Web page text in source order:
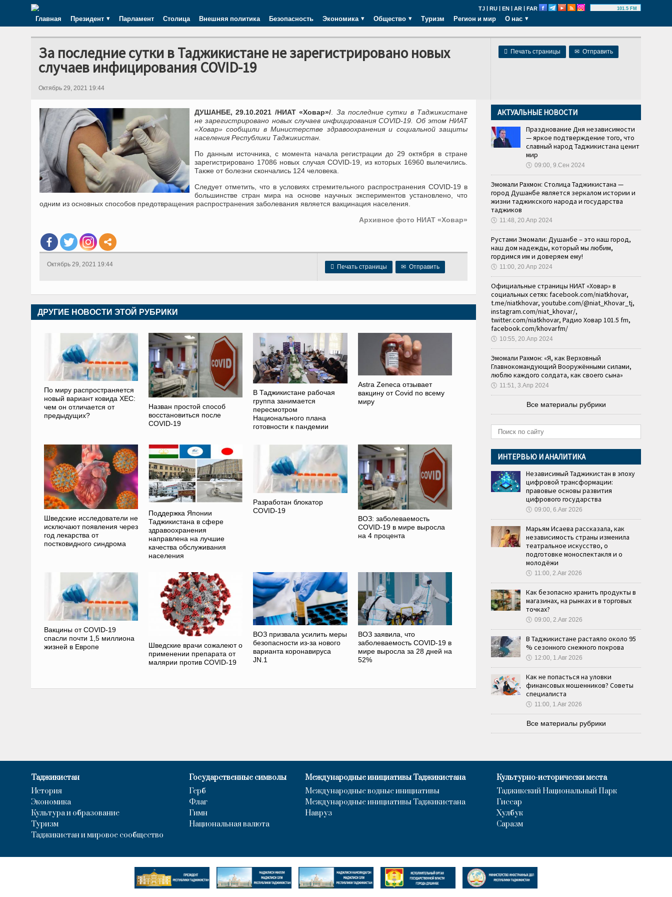
TJ | RU | EN | AR | FAR 101.5 FM
Главная Президент Парламент Столица Внешняя политика Безопасность Экономика Общество Туризм Регион и мир О нас
 Печать страницы ✉ Отправить
За последние сутки в Таджикистане не зарегистрировано новых
случаев инфицирования COVID-19
Октябрь 29, 2021 19:44
ДУШАНБЕ, 29.10.2021 /НИАТ «Ховар»/
За последние сутки в Таджикистане
не зарегистрировано новых случаев инфицирования COVID-19. Об этом НИАТ
«Ховар» сообщили в Министерстве здравоохранения и социальной защиты
населения Республики Таджикистан.
По данным источника, с момента начала регистрации до 29 октября в стране
зарегистрировано 17086 новых случая COVID-19, из которых 16960 вылечились.
Также от болезни скончались 124 человека.
Следует отметить, что в условиях стремительного распространения COVID-19 в
большинстве стран мира на основе научных экспериментов установлено, что
одним из основных способов предотвращения распространения заболевания является вакцинация населения.
Архивное фото НИАТ «Ховар»
 Печать страницы ✉ Отправить
Октябрь 29, 2021 19:44
ДРУГИЕ НОВОСТИ ЭТОЙ РУБРИКИ
По миру распространяется
новый вариант ковида XEC:
чем он отличается от
предыдущих?
Назван простой способ
восстановиться после
COVID-19
В Таджикистане рабочая
группа занимается
пересмотром
Национального плана
готовности к пандемии
Astra Zeneca отзывает
вакцину от Covid по всему
миру
Шведские исследователи не
исключают появления через
год лекарства от
постковидного синдрома
Поддержка Японии
Таджикистана в сфере
здравоохранения
направлена на лучшие
качества обслуживания
населения
Разработан блокатор
COVID-19
ВОЗ: заболеваемость
COVID-19 в мире выросла
на 4 процента
Вакцины от COVID-19
спасли почти 1,5 миллиона
жизней в Европе
Шведские врачи сожалеют о
применении препарата от
малярии против COVID-19
ВОЗ призвала усилить меры
безопасности из-за нового
варианта коронавируса
JN.1
ВОЗ заявила, что
заболеваемость COVID-19 в
мире выросла за 28 дней на
52%
АКТУАЛЬНЫЕ НОВОСТИ
Празднование Дня независимости
— яркое подтверждение того, что
славный народ Таджикистана ценит
мир
🕔 09:00, 9.Сен 2024
Эмомали Рахмон: Столица Таджикистана —
город Душанбе является зеркалом истории и
жизни таджикского народа и государства
таджиков
🕔 11:48, 20.Апр 2024
Рустами Эмомали: Душанбе – это наш город,
наш дом надежды, который мы любим,
гордимся им и доверяем ему!
🕔 11:00, 20.Апр 2024
Официальные страницы НИАТ «Ховар» в
социальных сетях: facebook.com/niatkhovar,
t.me/niatkhovar, youtube.com/@niat_Khovar_tj,
instagram.com/niat_khovar/,
twitter.com/niatkhovar, Радио Ховар 101.5 fm,
facebook.com/khovarfm/
🕔 10:55, 20.Апр 2024
Эмомали Рахмон: «Я, как Верховный
Главнокомандующий Вооружёнными силами,
люблю каждого солдата, как своего сына»
🕔 11:51, 3.Апр 2024
Все материалы рубрики
ИНТЕРВЬЮ И АНАЛИТИКА
Независимый Таджикистан в эпоху
цифровой трансформации:
правовые основы развития
цифрового государства
🕔 09:00, 6.Авг 2026
Марьям Исаева рассказала, как
независимость страны изменила
театральное искусство, о
подготовке моноспектакля и о
молодёжи
🕔 11:00, 2.Авг 2026
Как безопасно хранить продукты в
магазинах, на рынках и в торговых
точках?
🕔 09:00, 2.Авг 2026
В Таджикистане растаяло около 95
% сезонного снежного покрова
🕔 12:00, 1.Авг 2026
Как не попасться на уловки
финансовых мошенников? Советы
специалиста
🕔 11:00, 1.Авг 2026
Все материалы рубрики
Таджикистан
История
Экономика
Культура и образование
Туризм
Таджикистан и мировое сообщество
Государственные символы
Герб
Флаг
Гимн
Национальная валюта
Международные инициативы Таджикистана
Международные водные инициативы
Международные инициативы Таджикистана
Навруз
Культурно-исторически места
Таджикский Национальный Парк
Гиссар
Хулбук
Саразм